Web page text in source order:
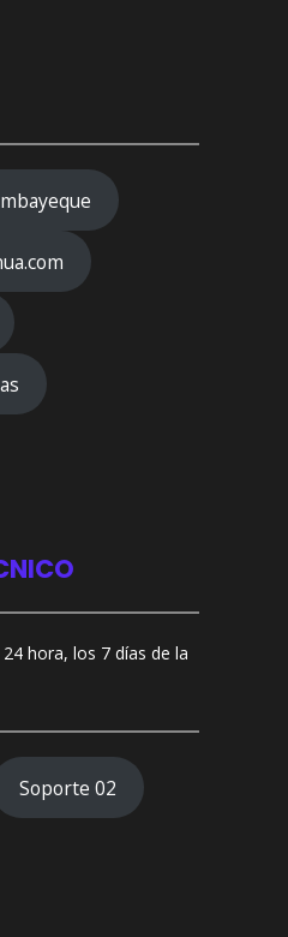
hora, los 7 días de la
Soporte 02